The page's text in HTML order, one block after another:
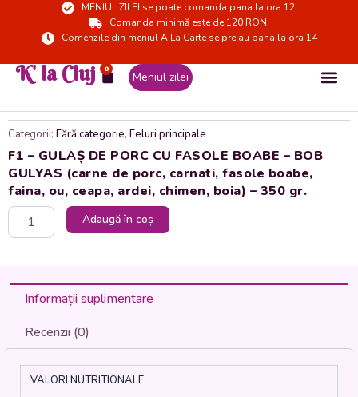
MENIUL ZILEI se poate comanda pana la ora 12!
Comanda minimă este de 120 RON.
Comenzile din meniul A La Carte se preiau pana la ora 14
K' la Cluj 0
Cart Meniul zilei
Categorii: Fără categorie, Feluri principale
F1 – GULAȘ DE PORC CU FASOLE BOABE – BOB
GULYAS (carne de porc, carnati, fasole boabe,
faina, ou, ceapa, ardei, chimen, boia) – 350 gr.
Cantitate
PORC
FASOLE
BOABE
Adaugă în coș
Informații suplimentare
Recenzii (0)
VALORI NUTRITIONALE